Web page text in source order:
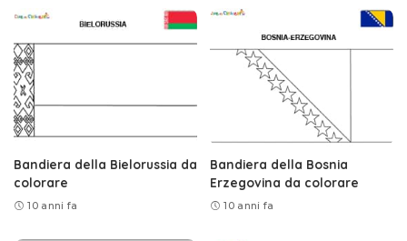
Bandiera della Bielorussia da
colorare
10 anni fa
Bandiera della Bosnia
Erzegovina da colorare
10 anni fa